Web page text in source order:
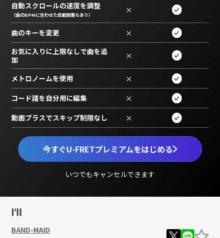
今すぐU-FRETプレミアムをはじめる
いつでもキャンセルできます
自動スクロールの速度を調整
（曲のBPMに合わせた自動調整もあり） ×
曲のキーを変更 ×
お気に入りに上限なしで曲を追
加
×
メトロノームを使用 ×
コード譜を自分用に編集 ×
動画プラスでスキップ制限なし ×
I'll
BAND-MAID